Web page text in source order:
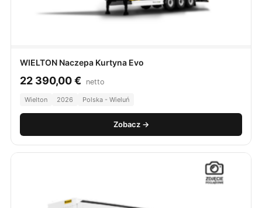
WIELTON Naczepa Kurtyna Evo
22 390,00€ netto
Wielton 2026 Polska - Wieluń
Zobacz →